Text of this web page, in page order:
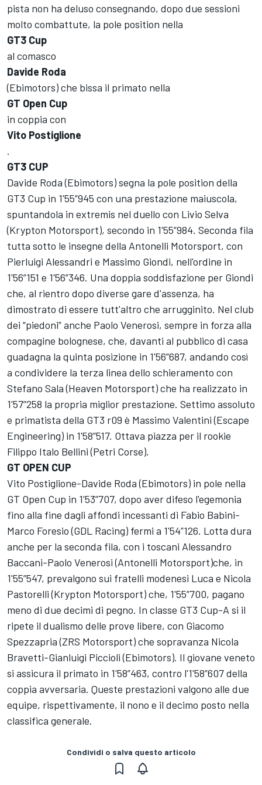
pista non ha deluso consegnando, dopo due sessioni
molto combattute, la pole position nella
GT3 Cup
al comasco
Davide Roda
(Ebimotors) che bissa il primato nella
GT Open Cup
in coppia con
Vito Postiglione
.
GT3 CUP
Davide Roda (Ebimotors) segna la pole position della
GT3 Cup in 1'55”945 con una prestazione maiuscola,
spuntandola in extremis nel duello con Livio Selva
(Krypton Motorsport), secondo in 1'55”984. Seconda fila
tutta sotto le insegne della Antonelli Motorsport, con
Pierluigi Alessandri e Massimo Giondi, nell'ordine in
1'56”151 e 1'56”346. Una doppia soddisfazione per Giondi
che, al rientro dopo diverse gare d'assenza, ha
dimostrato di essere tutt'altro che arrugginito. Nel club
dei “piedoni” anche Paolo Venerosi, sempre in forza alla
compagine bolognese, che, davanti al pubblico di casa
guadagna la quinta posizione in 1'56”687, andando così
a condividere la terza linea dello schieramento con
Stefano Sala (Heaven Motorsport) che ha realizzato in
1'57”258 la propria miglior prestazione. Settimo assoluto
e primatista della GT3 r09 è Massimo Valentini (Escape
Engineering) in 1'58”517. Ottava piazza per il rookie
Filippo Italo Bellini (Petri Corse).
GT OPEN CUP
Vito Postiglione-Davide Roda (Ebimotors) in pole nella
GT Open Cup in 1'53”707, dopo aver difeso l'egemonia
fino alla fine dagli affondi incessanti di Fabio Babini-
Marco Foresio (GDL Racing) fermi a 1'54”126. Lotta dura
anche per la seconda fila, con i toscani Alessandro
Baccani-Paolo Venerosi (Antonelli Motorsport)che, in
1'55”547, prevalgono sui fratelli modenesi Luca e Nicola
Pastorelli (Krypton Motorsport) che, 1'55”700, pagano
meno di due decimi di pegno. In classe GT3 Cup-A si il
ripete il dualismo delle prove libere, con Giacomo
Spezzapria (ZRS Motorsport) che sopravanza Nicola
Bravetti-Gianluigi Piccioli (Ebimotors). Il giovane veneto
si assicura il primato in 1'58”463, contro l'1'58”607 della
coppia avversaria. Queste prestazioni valgono alle due
equipe, rispettivamente, il nono e il decimo posto nella
classifica generale.
Condividi o salva questo articolo